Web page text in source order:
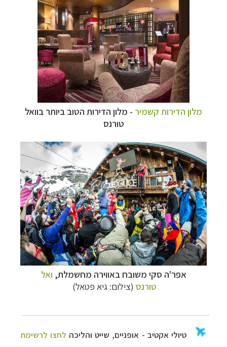
מלון הדירות קשמיר - מלון הדירות הטוב ביותר בוואל
טורנס
אפר'ה סקי משובח באווירה מחשמלת, ואל
טורנס (צילום: גיא פטאל)